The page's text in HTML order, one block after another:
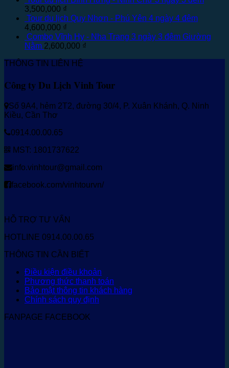
3,500,000 ₫
Tour du lịch Quy Nhơn - Phú Yên 4 ngày 4 đêm
4,600,000 ₫
Combo Vĩnh Hy - Nha Trang 3 ngày 3 đêm Giường
Nằm 2,600,000 ₫
THÔNG TIN LIÊN HỆ
Công ty Du Lịch Vinh Tour
Số 9A4, hẻm 2T2, đường 30/4, P. Xuân Khánh, Q. Ninh
Kiều, Cần Thơ
0914.00.00.65
MST: 1801737622
info.vinhtour@gmail.com
facebook.com/vinhtourvn/
HỖ TRỢ TƯ VẤN
HOTLINE 0914.00.00.65
THÔNG TIN CẦN BIẾT
Điều kiện điều khoản
Phương thức thanh toán
Bảo mật thông tin khách hàng
Chính sách quy định
FANPAGE FACEBOOK